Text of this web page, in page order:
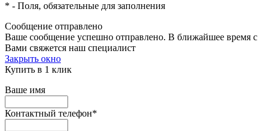
* - Поля, обязательные для заполнения
Сообщение отправлено
Ваше сообщение успешно отправлено. В ближайшее время с
Вами свяжется наш специалист
Закрыть окно
Купить в 1 клик
Ваше имя
Контактный телефон*